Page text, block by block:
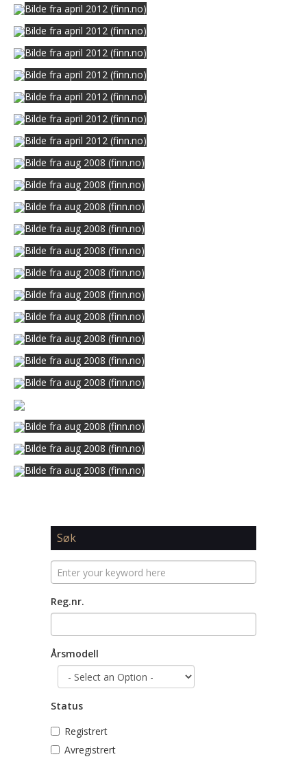
Bilde fra april 2012 (finn.no)
Bilde fra april 2012 (finn.no)
Bilde fra april 2012 (finn.no)
Bilde fra april 2012 (finn.no)
Bilde fra april 2012 (finn.no)
Bilde fra april 2012 (finn.no)
Bilde fra april 2012 (finn.no)
Bilde fra aug 2008 (finn.no)
Bilde fra aug 2008 (finn.no)
Bilde fra aug 2008 (finn.no)
Bilde fra aug 2008 (finn.no)
Bilde fra aug 2008 (finn.no)
Bilde fra aug 2008 (finn.no)
Bilde fra aug 2008 (finn.no)
Bilde fra aug 2008 (finn.no)
Bilde fra aug 2008 (finn.no)
Bilde fra aug 2008 (finn.no)
Bilde fra aug 2008 (finn.no)
Bilde fra aug 2008 (finn.no)
Bilde fra aug 2008 (finn.no)
Bilde fra aug 2008 (finn.no)
Søk
Reg.nr.
Årsmodell
Status
Registrert
Avregistrert